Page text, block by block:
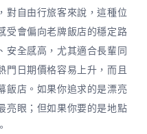
對自由行旅客來說，這種位
受會偏向老牌飯店的穩定路
安全感高，尤其適合長輩同
門日期價格容易上升，而且
飯店。如果你追求的是漂亮
亮眼；但如果你要的是地點